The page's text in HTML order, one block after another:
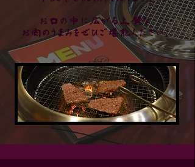
​お口の中に広がる上質な
お肉のうまみをぜひご堪能ください。